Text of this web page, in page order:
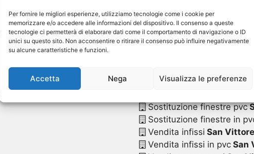
Per fornire le migliori esperienze, utilizziamo tecnologie come i cookie per
memorizzare e/o accedere alle informazioni del dispositivo. Il consenso a queste
tecnologie ci permetterà di elaborare dati come il comportamento di navigazione o ID
unici su questo sito. Non acconsentire o ritirare il consenso può influire negativamente
su alcune caratteristiche e funzioni.
Accetta Nega Visualizza le preferenze
Sostituzione infissiSan
Sostituzione infissi in pvc
Sostituzione serramenti
Sostituzione serramenti
Sostituzione serramenti
Sostituzione serramenti
Sostituzione serramenti
Sostituzione finestre pvc
Sostituzione finestre in
Vendita infissi San
Vendita infissi in pvc San